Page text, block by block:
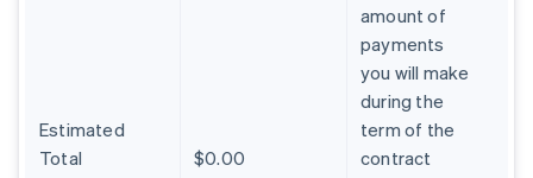
Estimated
Total
$0.00
amount of
payments
you will make
during the
term of the
contract